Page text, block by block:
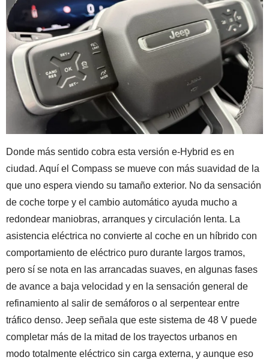
Donde más sentido cobra esta versión e-Hybrid es en
ciudad. Aquí el Compass se mueve con más suavidad de la
que uno espera viendo su tamaño exterior. No da sensación
de coche torpe y el cambio automático ayuda mucho a
redondear maniobras, arranques y circulación lenta. La
asistencia eléctrica no convierte al coche en un híbrido con
comportamiento de eléctrico puro durante largos tramos,
pero sí se nota en las arrancadas suaves, en algunas fases
de avance a baja velocidad y en la sensación general de
refinamiento al salir de semáforos o al serpentear entre
tráfico denso. Jeep señala que este sistema de 48 V puede
completar más de la mitad de los trayectos urbanos en
modo totalmente eléctrico sin carga externa, y aunque eso